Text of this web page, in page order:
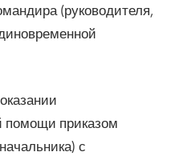
(руководителя,
помощи приказом
с